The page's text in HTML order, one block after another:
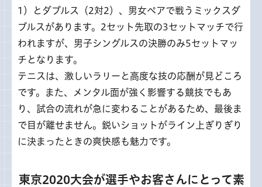
1）とダブルス（2対2）、男女ペアで戦うミックスダ
ブルスがあります。2セット先取の3セットマッチで行
われますが、男子シングルスの決勝のみ5セットマッ
チとなります。
テニスは、激しいラリーと高度な技の応酬が見どころ
です。また、メンタル面が強く影響する競技でもあ
り、試合の流れが急に変わることがあるため、最後ま
で目が離せません。鋭いショットがライン上ぎりぎり
に決まったときの爽快感も魅力です。
東京2020大会が選手やお客さんにとって素